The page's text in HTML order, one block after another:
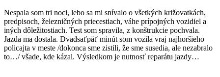
Nespala som tri noci, lebo sa mi snívalo o všetkých križovatkách,
predpisoch, železničných priecestiach, váhe prípojných vozidiel a
iných dôležitostiach. Test som spravila, z konštrukcie pochvala.
Jazda ma dostala. Dvadsaťpäť minút som vozila vraj najhoršieho
policajta v meste /dokonca sme zistili, že sme susedia, ale nezabralo
to…/ všade, kde kázal. Výsledkom je nutnosť reparátu jazdy…